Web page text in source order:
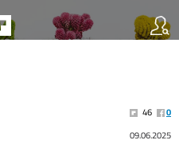
46
0
09.06.2025